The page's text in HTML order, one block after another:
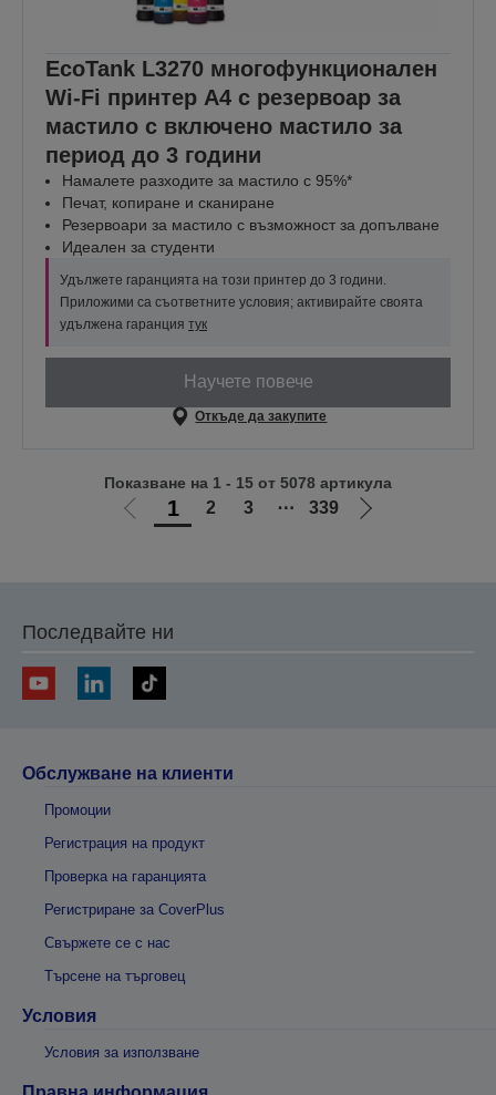
EcoTank L3270 многофункционален
Wi-Fi принтер A4 с резервоар за
мастило с включено мастило за
период до 3 години
Намалете разходите за мастило с 95%*
Печат, копиране и сканиране
Резервоари за мастило с възможност за допълване
Идеален за студенти
Удължете гаранцията на този принтер до 3 години.
Приложими са съответните условия; активирайте своята
удължена гаранция тук
Научете повече
Откъде да закупите
Отиди
1 2 3 ⋯ 339
Отиди
Показване на 1 - 15 от 5078 артикула
Последвайте ни
Обслужване на клиенти
Промоции
Регистрация на продукт
Проверка на гаранцията
Регистриране за CoverPlus
Свържете се с нас
Търсене на търговец
Условия
Условия за използване